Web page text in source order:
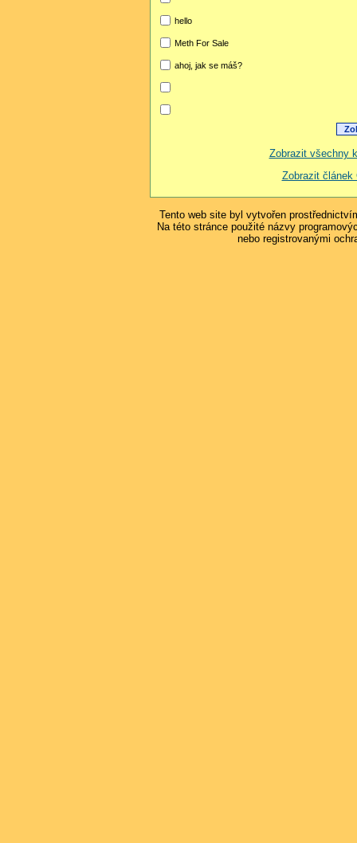
hello
Meth For Sale
ahoj, jak se máš?
Zobrazit všechny
Zobrazit článek
Tento web site byl vytvořen
Na této stránce použité názvy
nebo registrovanými